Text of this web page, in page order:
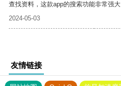
查找资料，这款app的搜索功能非常强
2024-05-03
友情链接